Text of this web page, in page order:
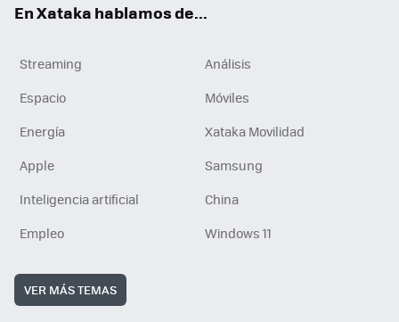
En Xataka hablamos de...
Streaming
Análisis
Espacio
Móviles
Energía
Xataka Movilidad
Apple
Samsung
Inteligencia artificial
China
Empleo
Windows 11
VER MÁS TEMAS